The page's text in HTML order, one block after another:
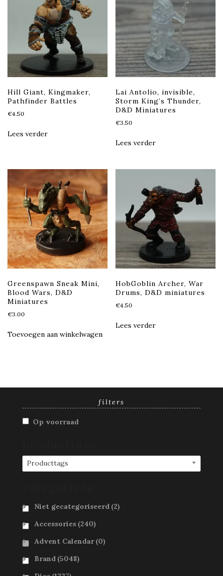
Hill Giant, Kingmaker,
Pathfinder Battles
€4.50
Lees verder
Lai Antolio, invisible,
Storm King’s Thunder,
D&D Miniatures
€3.50
Lees verder
Greenspawn Sneak Mini,
Blood Wars, D&D
Miniatures
€3.00
Toevoegen aan winkelwagen
HobGoblin Archer, War
Drums, D&D miniatures
€4.50
Lees verder
filters
Op voorraad
Producttags
Niet gecategoriseerd (2)
Accessories (240)
Advent Calendar (0)
Brand (5048)